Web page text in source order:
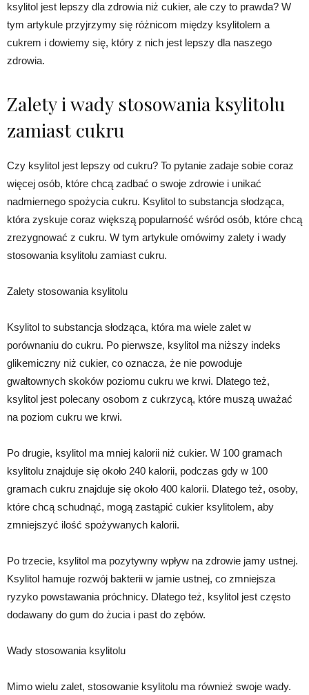
ksylitol jest lepszy dla zdrowia niż cukier, ale czy to prawda? W
tym artykule przyjrzymy się różnicom między ksylitolem a
cukrem i dowiemy się, który z nich jest lepszy dla naszego
zdrowia.
Zalety i wady stosowania ksylitolu
zamiast cukru
Czy ksylitol jest lepszy od cukru? To pytanie zadaje sobie coraz
więcej osób, które chcą zadbać o swoje zdrowie i unikać
nadmiernego spożycia cukru. Ksylitol to substancja słodząca,
która zyskuje coraz większą popularność wśród osób, które chcą
zrezygnować z cukru. W tym artykule omówimy zalety i wady
stosowania ksylitolu zamiast cukru.
Zalety stosowania ksylitolu
Ksylitol to substancja słodząca, która ma wiele zalet w
porównaniu do cukru. Po pierwsze, ksylitol ma niższy indeks
glikemiczny niż cukier, co oznacza, że nie powoduje
gwałtownych skoków poziomu cukru we krwi. Dlatego też,
ksylitol jest polecany osobom z cukrzycą, które muszą uważać
na poziom cukru we krwi.
Po drugie, ksylitol ma mniej kalorii niż cukier. W 100 gramach
ksylitolu znajduje się około 240 kalorii, podczas gdy w 100
gramach cukru znajduje się około 400 kalorii. Dlatego też, osoby,
które chcą schudnąć, mogą zastąpić cukier ksylitolem, aby
zmniejszyć ilość spożywanych kalorii.
Po trzecie, ksylitol ma pozytywny wpływ na zdrowie jamy ustnej.
Ksylitol hamuje rozwój bakterii w jamie ustnej, co zmniejsza
ryzyko powstawania próchnicy. Dlatego też, ksylitol jest często
dodawany do gum do żucia i past do zębów.
Wady stosowania ksylitolu
Mimo wielu zalet, stosowanie ksylitolu ma również swoje wady.